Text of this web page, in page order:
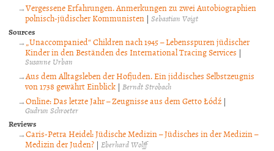
Vergessene Erfahrungen. Anmerkungen zu zwei Autobiographien
polnisch-jüdischer Kommunisten | Sebastian Voigt
Sources
„Unaccompanied“ Children nach 1945 – Lebensspuren jüdischer
Kinder in den Beständen des International Tracing Services |
Susanne Urban
Aus dem Alltagsleben der Hofjuden. Ein jiddisches Selbstzeugnis
von 1738 gewährt Einblick | Berndt Strobach
Online: Das letzte Jahr – Zeugnisse aus dem Getto Łódź |
Gudrun Schroeter
Reviews
Caris-Petra Heidel: Jüdische Medizin – Jüdisches in der Medizin –
Medizin der Juden? | Eberhard Wolff